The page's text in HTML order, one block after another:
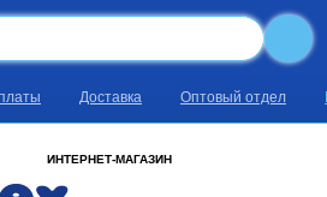
Доставка Оптовый отдел
ИНТЕРНЕТ-МАГАЗИН